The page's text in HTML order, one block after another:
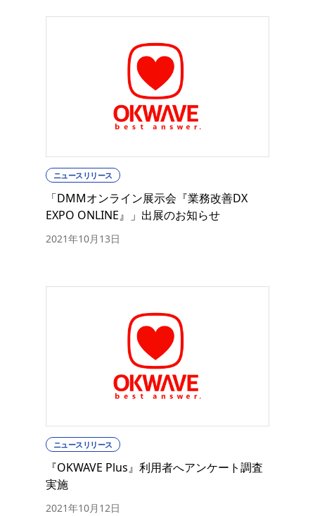
ニュースリリース
「DMMオンライン展示会『業務改善DX
EXPO ONLINE』」出展のお知らせ
2021年10月13日
ニュースリリース
『OKWAVE Plus』利用者へアンケート調査
実施
2021年10月12日